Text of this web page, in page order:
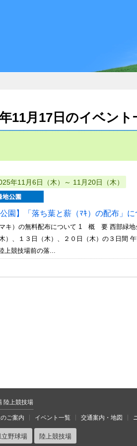
11月17日のイベント
年11月6日（木）～ 11月20日（木）
公園】「落ち葉と薪（ﾏｷ）の配布」に
キ）の無料配布について 1 概 要 西部緑
）、１３日（木）、２０日（木）の３日間
競技場前の落...
陸上競技場
ご案内 イベント一覧 交通案内・地図
立野球場 陸上競技場